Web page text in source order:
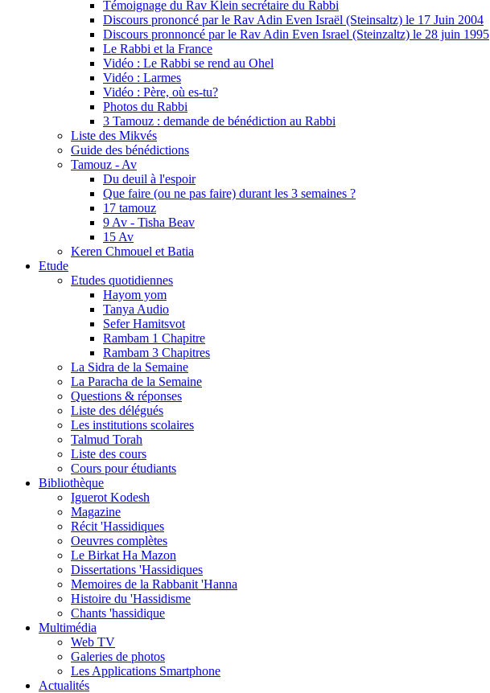
Témoignage du Rav Klein secrétaire du Rabbi
Discours prononcé par le Rav Adin Even Israël (Steinsaltz) le 17 Juin 2004
Discours pronnoncé par le Rav Adin Even Israel (Steinzaltz) le 28 juin 1995
Le Rabbi et la France
Vidéo : Le Rabbi se rend au Ohel
Vidéo : Larmes
Vidéo : Père, où es-tu?
Photos du Rabbi
3 Tamouz : demande de bénédiction au Rabbi
Liste des Mikvés
Guide des bénédictions
Tamouz - Av
Du deuil à l'espoir
Que faire (ou ne pas faire) durant les 3 semaines ?
17 tamouz
9 Av - Tisha Beav
15 Av
Keren Chmouel et Batia
Etude
Etudes quotidiennes
Hayom yom
Tanya Audio
Sefer Hamitsvot
Rambam 1 Chapitre
Rambam 3 Chapitres
La Sidra de la Semaine
La Paracha de la Semaine
Questions & réponses
Liste des délégués
Les institutions scolaires
Talmud Torah
Liste des cours
Cours pour étudiants
Bibliothèque
Iguerot Kodesh
Magazine
Récit 'Hassidiques
Oeuvres complètes
Le Birkat Ha Mazon
Dissertations 'Hassidiques
Memoires de la Rabbanit 'Hanna
Histoire du 'Hassidisme
Chants 'hassidique
Multimédia
Web TV
Galeries de photos
Les Applications Smartphone
Actualités